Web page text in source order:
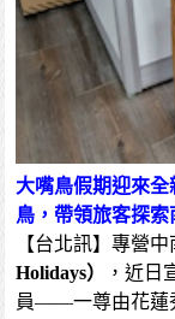
大嘴鳥假期迎來
鳥，帶領旅客探
【台北訊】專營
Holidays）
，近日
員——一尊由花蓮